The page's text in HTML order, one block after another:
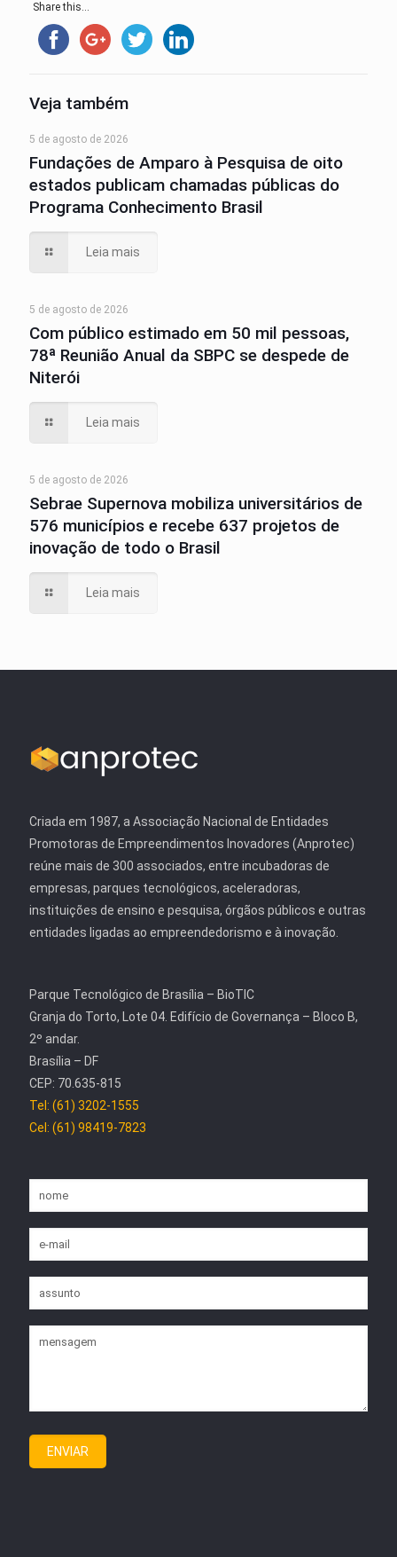
Share this...
Veja também
5 de agosto de 2026
Fundações de Amparo à Pesquisa de oito
estados publicam chamadas públicas do
Programa Conhecimento Brasil
Leia mais
5 de agosto de 2026
Com público estimado em 50 mil pessoas,
78ª Reunião Anual da SBPC se despede de
Niterói
Leia mais
5 de agosto de 2026
Sebrae Supernova mobiliza universitários de
576 municípios e recebe 637 projetos de
inovação de todo o Brasil
Leia mais
Criada em 1987, a Associação Nacional de Entidades
Promotoras de Empreendimentos Inovadores (Anprotec)
reúne mais de 300 associados, entre incubadoras de
empresas, parques tecnológicos, aceleradoras,
instituições de ensino e pesquisa, órgãos públicos e outras
entidades ligadas ao empreendedorismo e à inovação.
Parque Tecnológico de Brasília – BioTIC
Granja do Torto, Lote 04. Edifício de Governança – Bloco B,
2º andar.
Brasília – DF
CEP: 70.635-815
Tel: (61) 3202-1555
Cel: (61) 98419-7823